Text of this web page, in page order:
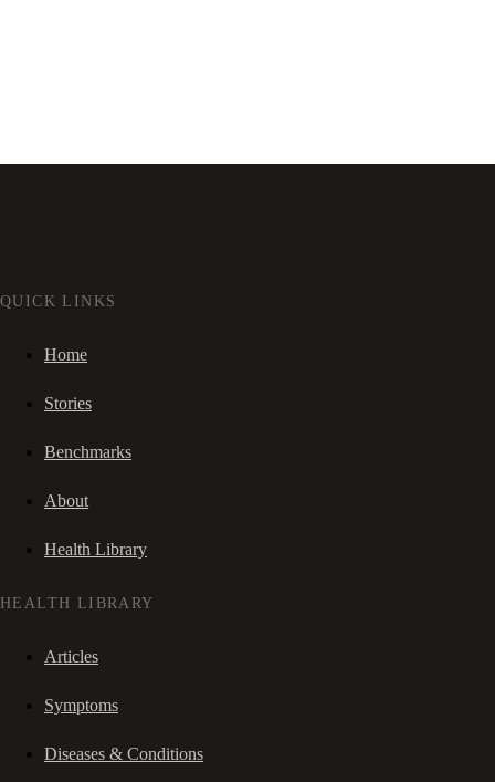
QUICK LINKS
Home
Stories
Benchmarks
About
Health Library
HEALTH LIBRARY
Articles
Symptoms
Diseases & Conditions